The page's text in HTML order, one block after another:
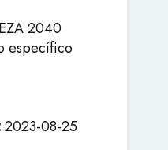
2040
específico
2023-08-25